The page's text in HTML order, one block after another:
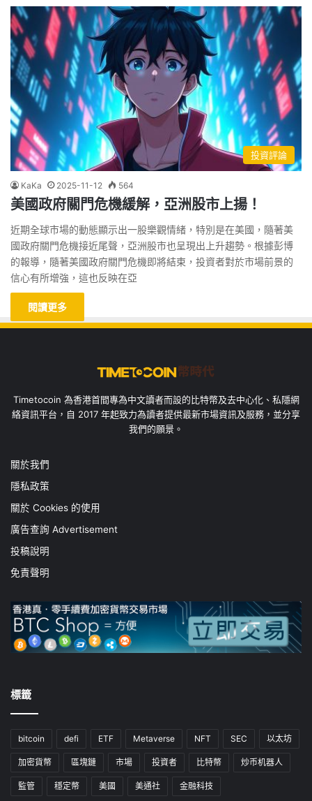
投資評論
KaKa 2025-11-12 564
美國政府關門危機緩解，亞洲股市上揚！
近期全球市場的動態顯示出一股樂觀情緒，特別是在美國，隨著美
國政府關門危機接近尾聲，亞洲股市也呈現出上升趨勢。根據彭博
的報導，隨著美國政府關門危機即將結束，投資者對於市場前景的
信心有所增強，這也反映在亞
閱讀更多
Timetocoin 為香港首間專為中文讀者而設的比特幣及去中心化、私隱網
絡資訊平台，自 2017 年起致力為讀者提供最新市場資訊及服務，並分享
我們的願景。
關於我們
隱私政策
關於 Cookies 的使用
廣告查詢 Advertisement
投稿說明
免責聲明
標籤
bitcoin defi ETF Metaverse NFT SEC 以太坊
加密貨幣 區塊鏈 市場 投資者 比特幣 炒币机器人
監管 穩定幣 美國 美通社 金融科技